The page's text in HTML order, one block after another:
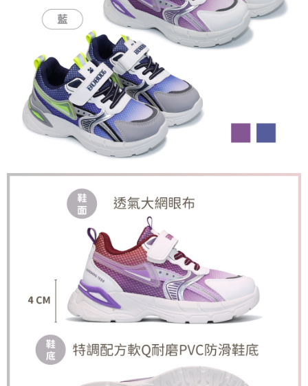
「AFTEE先享後付」，若未經同意申辦者引起之損失，本公司不負相關責
４．使用「AFTEE先享後付」時，將依據個別帳號之用戶狀況，依本公司即
時審查核予不同之上限額度；若仍有額度不足之情形，本公司將視審查結果
請求用戶進行身份認證。
５．嚴禁一人註冊多個帳號或使用他人資訊註冊。若發現惡意使用之情形，
恩沛科技股份有限公司將有權停止該用戶之使用額度並採取法律行動。